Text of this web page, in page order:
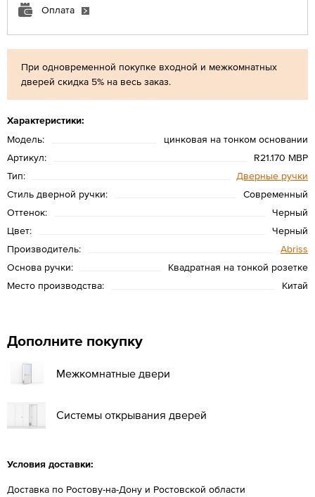
При одновременной покупке входной и межкомнатных
дверей скидка 5% на весь заказ.
Характеристики:
Модель:
цинковая на тонком основании
Артикул:
R21.170 MBP
Тип:
Дверные ручки
Стиль дверной ручки:
Современный
Оттенок:
Черный
Цвет:
Черный
Производитель:
Abriss
Основа ручки:
Квадратная на тонкой розетке
Место производства:
Китай
Оплата
Дополните покупку
Межкомнатные двери
Системы открывания дверей
Условия доставки:
Доставка по Ростову-на-Дону и Ростовской области